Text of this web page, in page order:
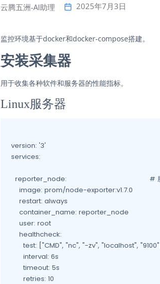
云腾五洲-AI助理 2025年7月3日
监控环境基于docker和docker-compose搭建。
安装采集器
用于收集各种软件和服务器的性能指标。
Linux服务器
version: '3'
services:
reporter_node:
    image: prom/node-exporter:v1.7.0
    restart: always
    container_name: reporter_node
    user: root
    healthcheck:
test: ["CMD", "nc", "-zv", "localhost",
      interval: 6s
      timeout: 5s
      retries: 10